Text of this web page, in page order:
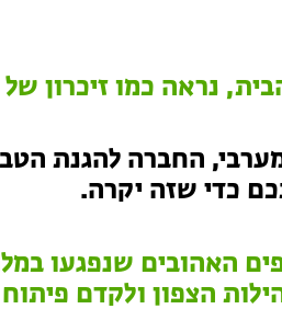
נראה כמו זיכרון
החברה להגנת
כדי שזה יקרה.
האהובים שנפגעו
הצפון ולקדם